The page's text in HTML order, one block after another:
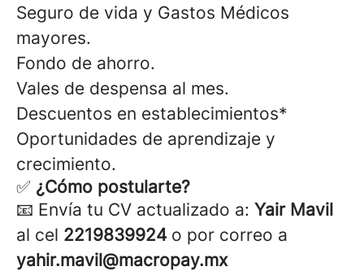
Seguro de vida y Gastos Médicos
mayores.
Fondo de ahorro.
Vales de despensa al mes.
Descuentos en establecimientos*
Oportunidades de aprendizaje y
crecimiento.
✅ ¿Cómo postularte?
📧 Envía tu CV actualizado a: Yair Mavil
al cel 2219839924 o por correo a
yahir.mavil@macropay.mx